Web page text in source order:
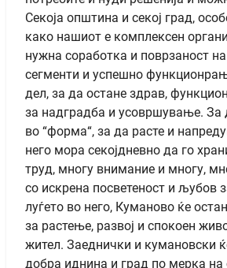
Секоја општина и секој град,
како нашиот е комплексен
нужна соработка и поврзаност на
сегменти и успешно
дел, за да остане здрав,
за надградба и усовршување. За
во “форма“, за да расте и
него мора секојдневно да го
труд, многу внимание и многу,
со искрена посветеност и љубов
луѓето во него, Куманово ќе
за растење, развој и спокоен
жител. Заеднички и кумановски
добра иднина и град по мерка на